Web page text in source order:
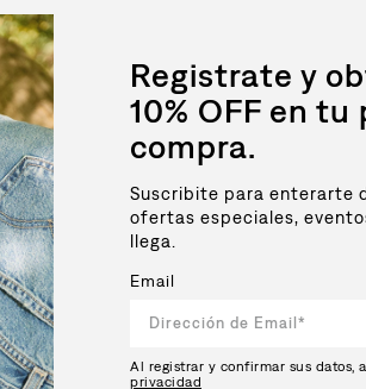
Registrate y
10% OFF en
compra.
Suscribite para enterarte
ofertas especiales,
llega.
Email
Al registrar y confirmar sus datos,
privacidad